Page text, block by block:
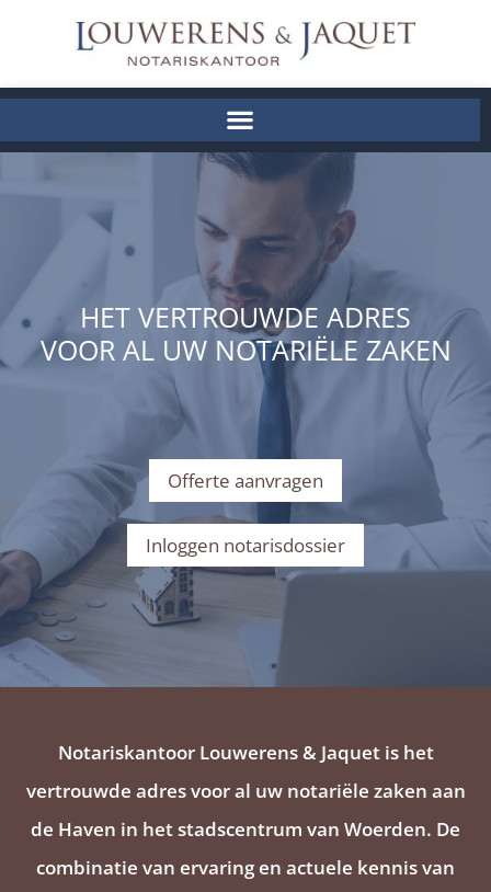
HET VERTROUWDE ADRES
VOOR AL UW NOTARIËLE ZAKEN
Offerte aanvragen
Inloggen notarisdossier
Notariskantoor Louwerens & Jaquet is het
vertrouwde adres voor al uw notariële zaken aan
de Haven in het stadscentrum van Woerden. De
combinatie van ervaring en actuele kennis van